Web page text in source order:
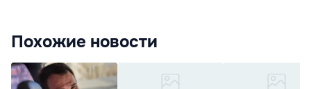
Похожие новости